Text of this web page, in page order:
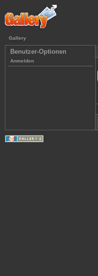
Gallery
Benutzer-Optionen
Anmelden